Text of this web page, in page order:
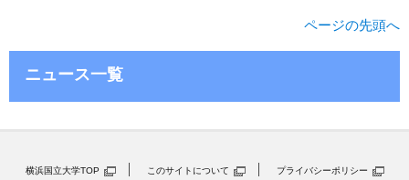
ページの先頭へ
ニュース一覧
横浜国立大学TOP このサイトについて プライバシーポリシー